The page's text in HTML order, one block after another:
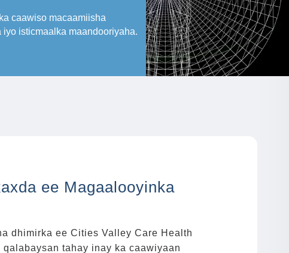
caawiso macaamiisha
isticmaalka maandooriyaha.
ee Magaalooyinka
dhimirka ee Cities Valley Care Health
tahay inay ka caawiyaan